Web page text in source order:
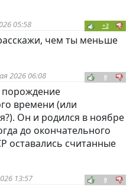
05:58 +2
чем ты меньше
2026 06:08 0
порождение
времени (или
Он и родился в ноябре
до окончательного
оставались считанные
13:57 0